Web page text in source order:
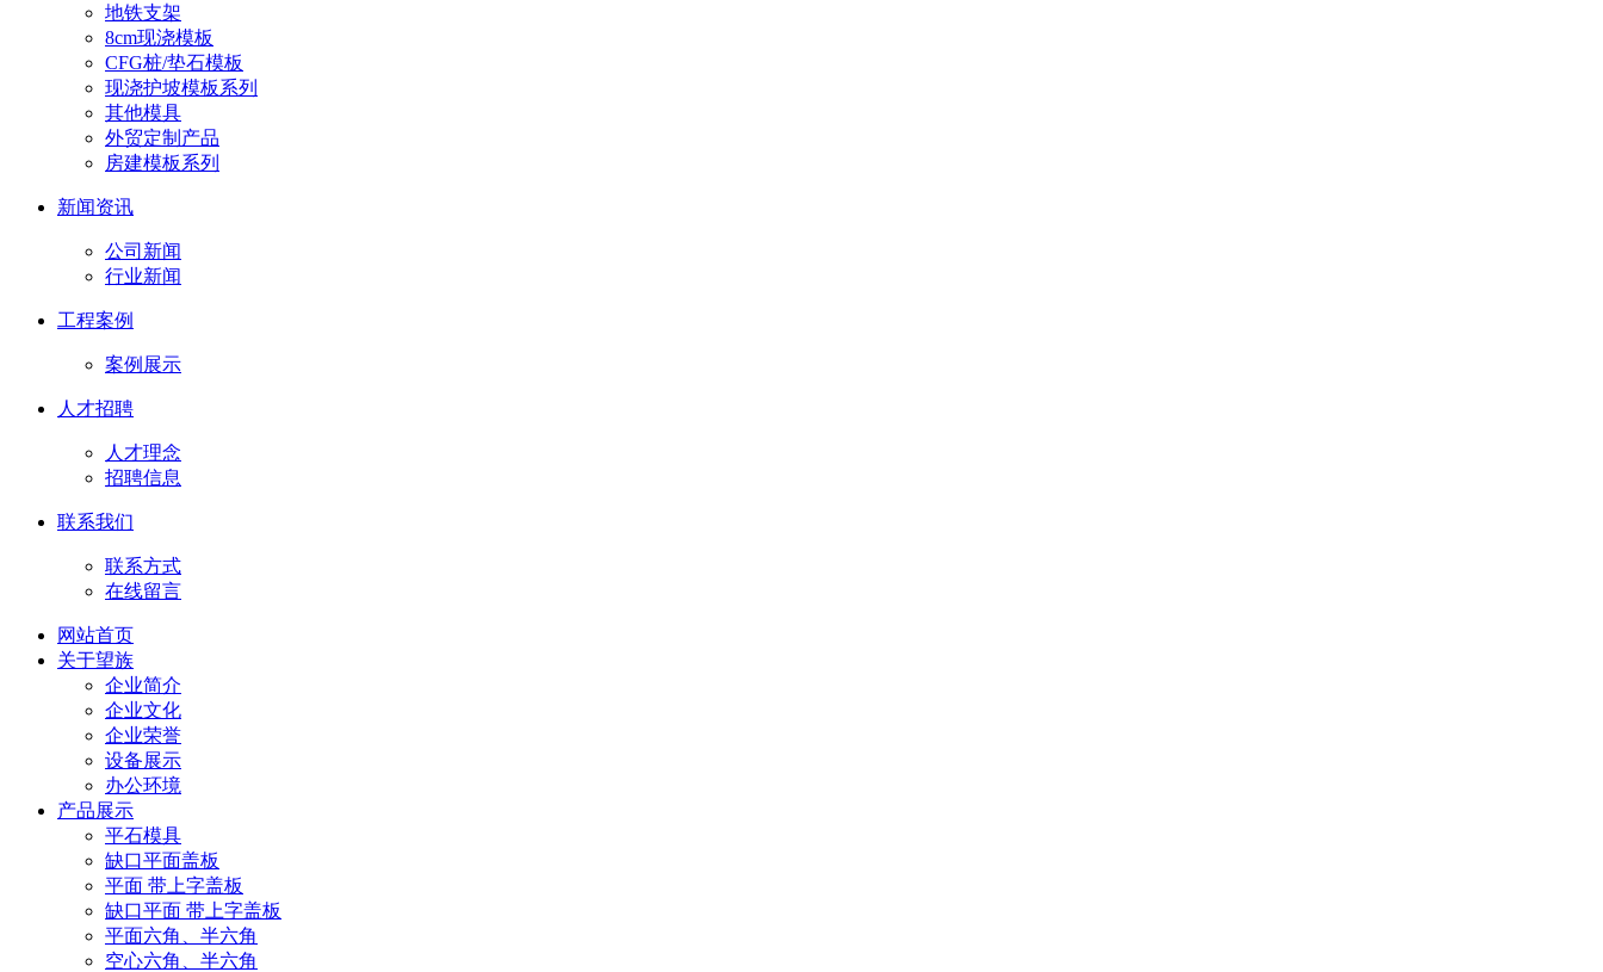
地铁支架
8cm现浇模板
CFG桩/垫石模板
现浇护坡模板系列
其他模具
外贸定制产品
房建模板系列
新闻资讯
公司新闻
行业新闻
工程案例
案例展示
人才招聘
人才理念
招聘信息
联系我们
联系方式
在线留言
网站首页
关于望族
企业简介
企业文化
企业荣誉
设备展示
办公环境
产品展示
平石模具
缺口平面盖板
平面 带上字盖板
缺口平面 带上字盖板
平面六角、半六角
空心六角、半六角